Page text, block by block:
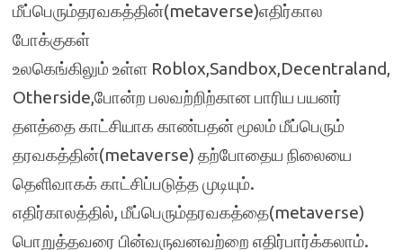
மீப்பெரும்தரவகத்தின்(metaverse)எதிர்கால
போக்குகள்
உலகெங்கிலும் உள்ள Roblox,Sandbox,Decentraland,
Otherside,போன்ற பலவற்றிற்கான பாரிய பயனர்
தளத்தை காட்சியாக காண்பதன் மூலம் மீப்பெரும்
தரவகத்தின்(metaverse) தற்போதைய நிலையை
தெளிவாகக் காட்சிப்படுத்த முடியும்.
எதிர்காலத்தில், மீப்பெரும்தரவகத்தை(metaverse)
பொறுத்தவரை பின்வருவனவற்றை எதிர்பார்க்கலாம்.